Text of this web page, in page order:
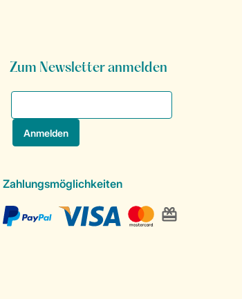
Zum Newsletter anmelden
Zahlungsmöglichkeiten